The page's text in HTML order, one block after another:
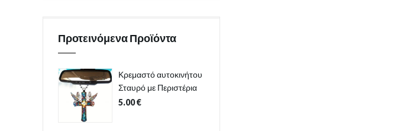
Προτεινόμενα Προϊόντα
Κρεμαστό αυτοκινήτου
Σταυρό με Περιστέρια
5.00€